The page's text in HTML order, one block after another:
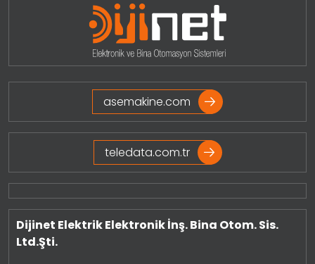
asemakine.com
teledata.com.tr
Dijinet Elektrik Elektronik İnş. Bina Otom. Sis.
Ltd.Şti.